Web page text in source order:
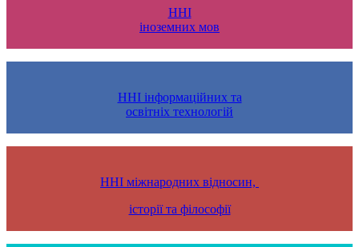
ННІ
іноземних мов
ННІ інформаційних та
освітніх технологій
ННІ міжнародних відносин,
історії та філософії